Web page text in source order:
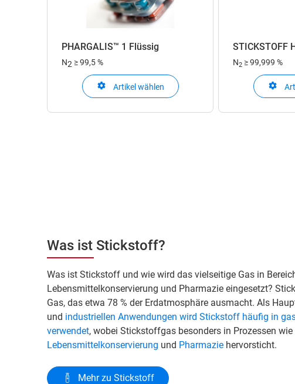
PHARGALIS™ 1 Flüssig
N2 ≥ 99,5 %
Artikel wählen
STICKSTOFF
N2 ≥ 99,999 %
Was ist Stickstoff?
Was ist Stickstoff und wie wird das vielseitige Gas in
Lebensmittelkonservierung und Pharmazie eingesetzt?
Gas, das etwa 78 % der Erdatmosphäre ausmacht. Als
und industriellen Anwendungen wird Stickstoff häufig in
verwendet, wobei Stickstoffgas besonders in Prozessen wie
Lebensmittelkonservierung und Pharmazie hervorsticht.
Mehr zu Stickstoff